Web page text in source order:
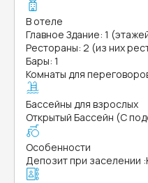
В отеле
Главное Здание: 1
Рестораны: 2 (из них
Бары: 1
Комнаты для
Бассейны для взрослых
Открытый Бассейн (С
Особенности
Депозит при заселении :